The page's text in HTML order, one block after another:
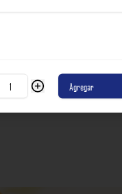
Agregar